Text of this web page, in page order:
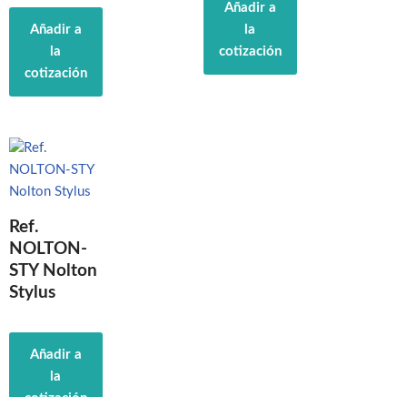
Añadir a
la
cotización
Añadir a
la
cotización
Ref.
NOLTON-
STY Nolton
Stylus
Añadir a
la